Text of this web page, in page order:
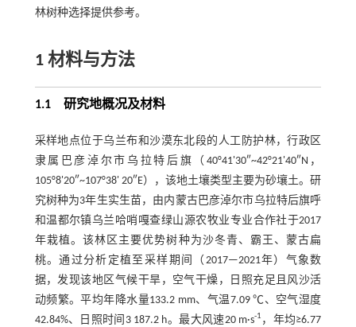
林树种选择提供参考。
1材料与方法
1.1 研究地概况及材料
采样地点位于乌兰布和沙漠东北段的人工防护林，行政区
隶属巴彦淖尔市乌拉特后旗（40°41'30″~42°21'40″N，
105°8'20″~107°38' 20″E），该地土壤类型主要为砂壤土。研
究树种为3年生实生苗，由内蒙古巴彦淖尔市乌拉特后旗呼
和温都尔镇乌兰哈哨嘎查绿山源农牧业专业合作社于2017
年栽植。该林区主要优势树种为沙冬青、霸王、蒙古扁
桃。通过分析定植至采样期间（2017—2021年）气象数
据，发现该地区气候干旱，空气干燥，日照充足且风沙活
动频繁。平均年降水量133.2 mm、气温7.09 ℃、空气湿度
42.84%、日照时间3 187.2 h。最大风速20 m·s-1 ，年均≥6.77